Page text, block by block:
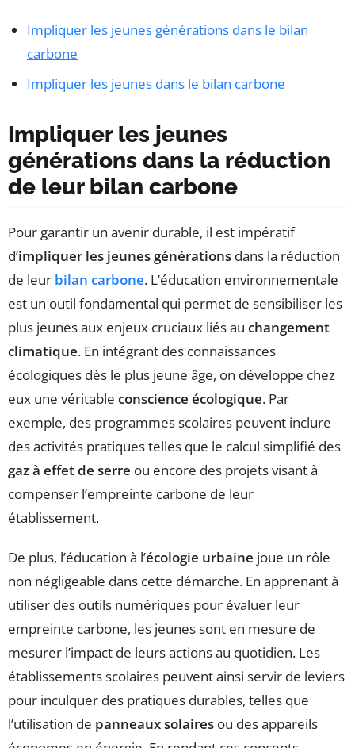
Impliquer les jeunes générations dans le bilan
carbone
Impliquer les jeunes dans le bilan carbone
Impliquer les jeunes
générations dans la réduction
de leur bilan carbone
Pour garantir un avenir durable, il est impératif
d’impliquer les jeunes générations dans la réduction
de leur bilan carbone. L’éducation environnementale
est un outil fondamental qui permet de sensibiliser les
plus jeunes aux enjeux cruciaux liés au changement
climatique. En intégrant des connaissances
écologiques dès le plus jeune âge, on développe chez
eux une véritable conscience écologique. Par
exemple, des programmes scolaires peuvent inclure
des activités pratiques telles que le calcul simplifié des
gaz à effet de serre ou encore des projets visant à
compenser l’empreinte carbone de leur
établissement.
De plus, l’éducation à l’écologie urbaine joue un rôle
non négligeable dans cette démarche. En apprenant à
utiliser des outils numériques pour évaluer leur
empreinte carbone, les jeunes sont en mesure de
mesurer l’impact de leurs actions au quotidien. Les
établissements scolaires peuvent ainsi servir de leviers
pour inculquer des pratiques durables, telles que
l’utilisation de panneaux solaires ou des appareils